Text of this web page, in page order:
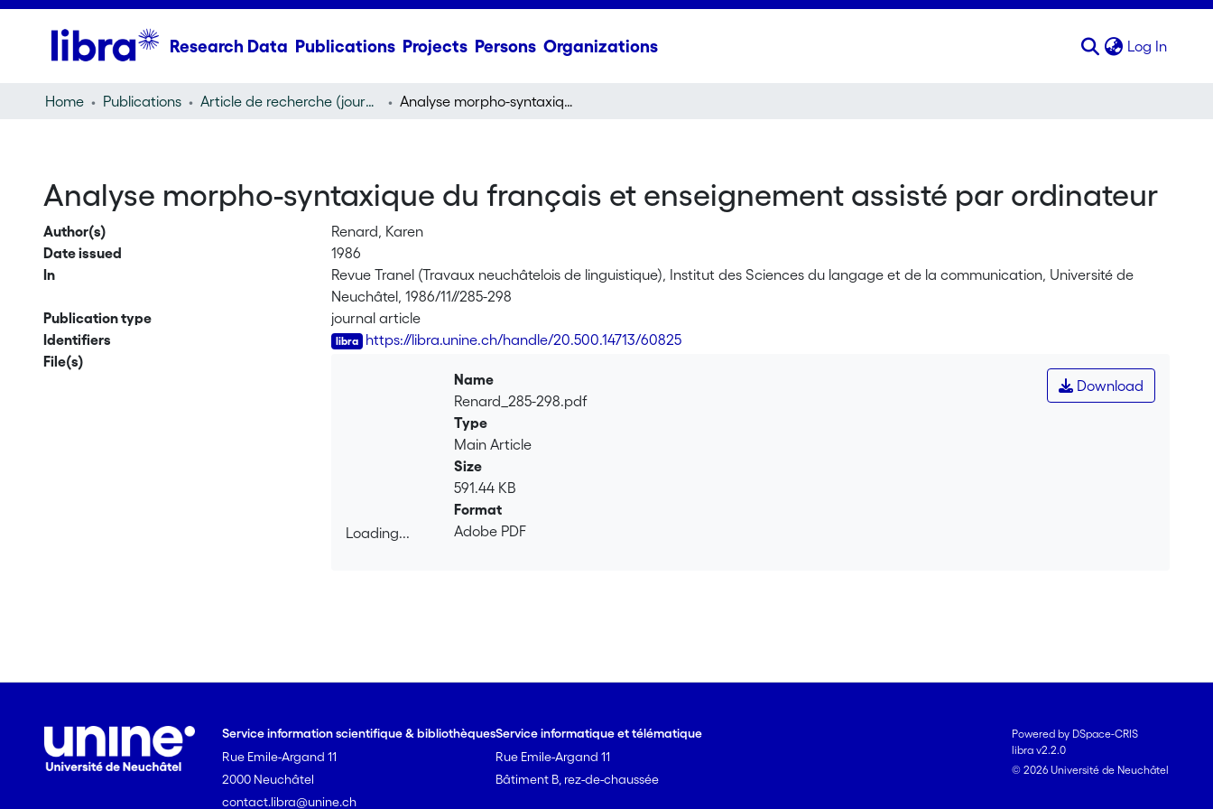
Research Data Publications Projects Persons Organizations Log In
Home Publications Article de recherche (journal article) Analyse morpho-syntaxique du français et enseignement assisté par ordinateur
Analyse morpho-syntaxique du français et enseignement assisté par ordinateur
Author(s)
Renard, Karen
Date issued
1986
In
Revue Tranel (Travaux neuchâtelois de linguistique), Institut des Sciences du langage et de la communication, Université de
Neuchâtel, 1986/11//285-298
Publication type
journal article
Identifiers
https://libra.unine.ch/handle/20.500.14713/60825
File(s)
Loading...
Download
Name
Renard_285-298.pdf
Type
Main Article
Size
591.44 KB
Format
Adobe PDF
Service information scientifique & bibliothèques
Rue Emile-Argand 11
2000 Neuchâtel
contact.libra@unine.ch
Service informatique et télématique
Rue Emile-Argand 11
Bâtiment B, rez-de-chaussée
Powered by DSpace-CRIS
libra v2.2.0
© 2026 Université de Neuchâtel